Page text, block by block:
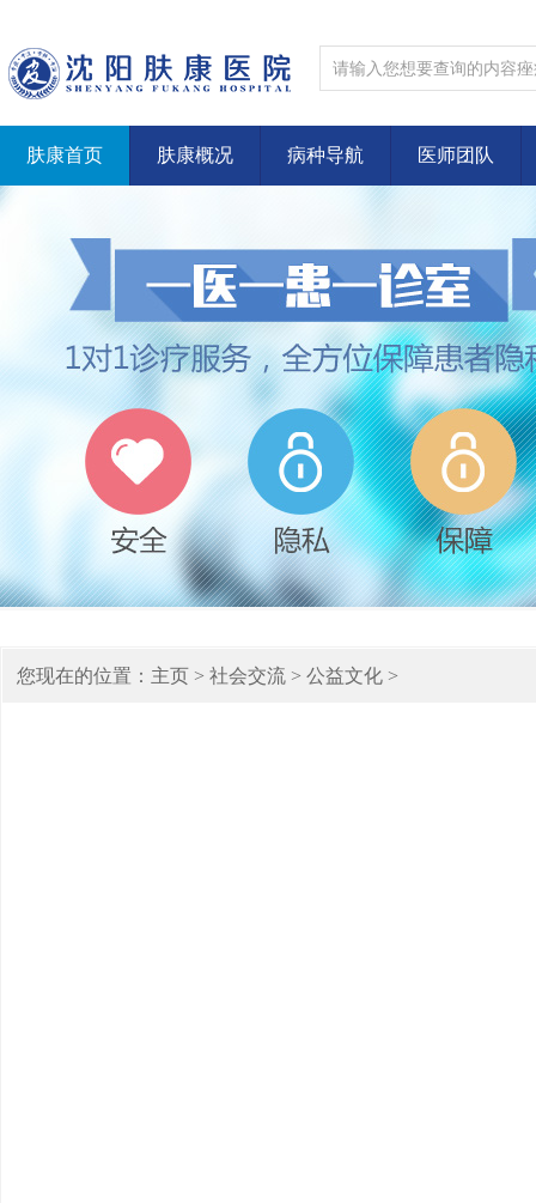
肤康首页 肤康概况 病种导航 医师团队
您现在的位置： 主页 > 社会交流 > 公益文化 >